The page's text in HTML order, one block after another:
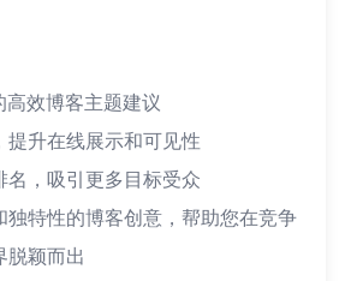
高效博客主题建议
提升在线展示和可见性
名，吸引更多目标受众
独特性的博客创意，帮助您在竞争
脱颖而出